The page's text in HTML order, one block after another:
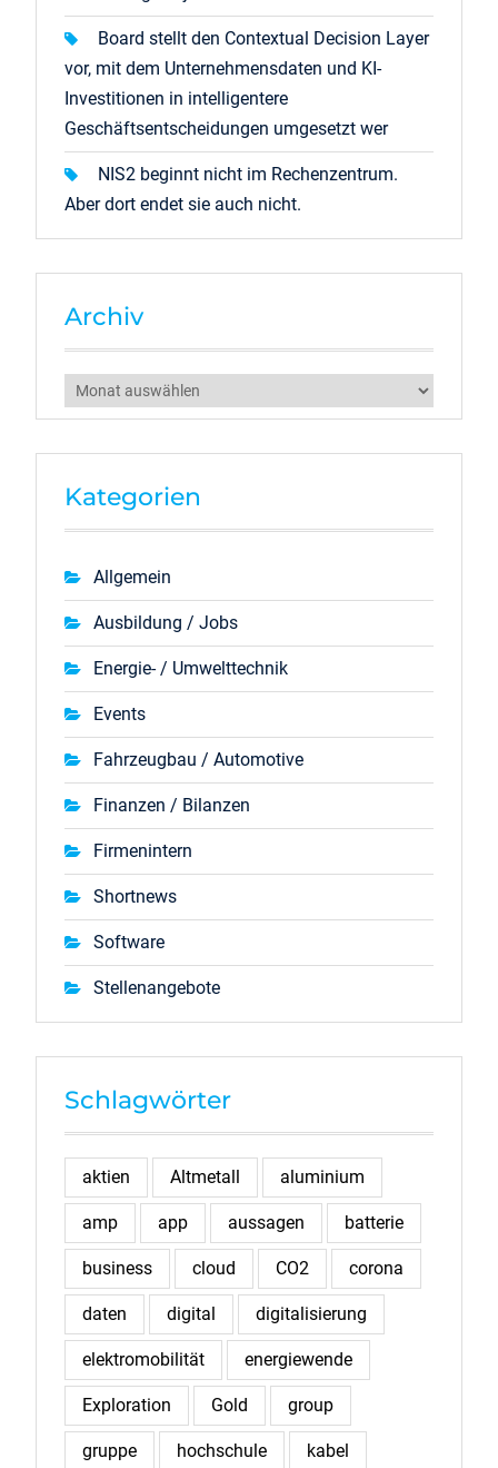
Board stellt den Contextual Decision Layer
vor, mit dem Unternehmensdaten und KI-
Investitionen in intelligentere
Geschäftsentscheidungen umgesetzt wer
NIS2 beginnt nicht im Rechenzentrum.
Aber dort endet sie auch nicht.
Archiv
Archiv
Kategorien
Allgemein
Ausbildung / Jobs
Energie- / Umwelttechnik
Events
Fahrzeugbau / Automotive
Finanzen / Bilanzen
Firmenintern
Shortnews
Software
Stellenangebote
Schlagwörter
aktien Altmetall aluminium
amp app aussagen batterie
business cloud CO2 corona
daten digital digitalisierung
elektromobilität energiewende
Exploration Gold group
gruppe hochschule kabel